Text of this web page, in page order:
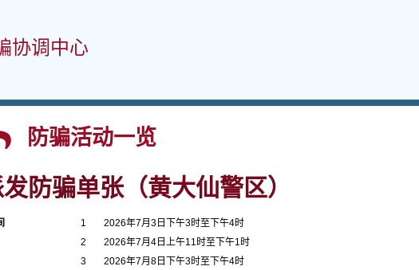
协调中心
防骗活动一览
防骗单张（黄大仙警区）
1
2
3
2026年7月3日下午3时至下午4时
2026年7月4日上午11时至下午1时
2026年7月8日下午3时至下午4时